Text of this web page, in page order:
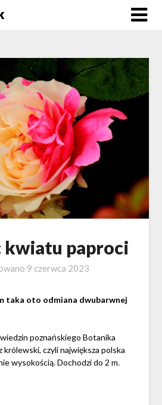
kwiatu paproci
9 czerwca 2023
taka oto odmiana dwubarwnej
poznańskiego Botanika
królewski, czyli największa polska
wysokością. Dochodzi do 2 m.